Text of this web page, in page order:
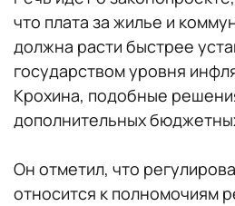
что плата за жилье и
должна расти быстрее
государством уровня
Крохина, подобные
дополнительных
Он отметил, что
относится к полномочиям